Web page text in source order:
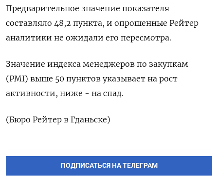
Предварительное значение показателя
составляло 48,2 пункта, и опрошенные Рейтер
аналитики не ожидали его пересмотра.
Значение индекса менеджеров по закупкам
(PMI) выше 50 пунктов указывает на рост
активности, ниже - на спад.
(Бюро Рейтер в Гданьске)
ПОДПИСАТЬСЯ НА ТЕЛЕГРАМ